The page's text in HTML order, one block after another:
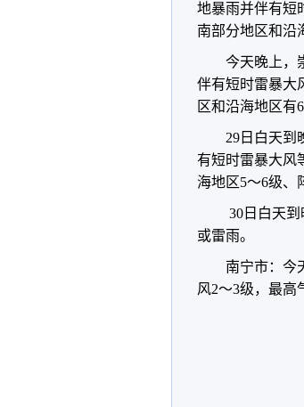
地暴雨并伴有短
南部分地区和沿
今天晚上，
伴有短时雷暴大
区和沿海地区有
29日白天到
有短时雷暴大风
海地区5～6级、
30日白天
或雷雨。
南宁市：今
风2～3级，最高